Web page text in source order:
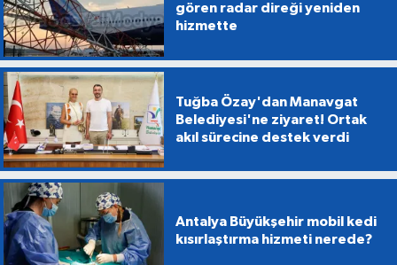
gören radar direği yeniden
hizmette
Tuğba Özay'dan Manavgat
Belediyesi'ne ziyaret! Ortak
akıl sürecine destek verdi
Antalya Büyükşehir mobil kedi
kısırlaştırma hizmeti nerede?